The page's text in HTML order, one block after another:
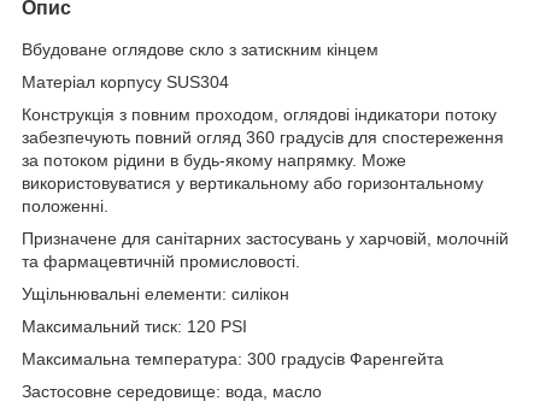
Опис
Вбудоване оглядове скло з затискним кінцем
Матеріал корпусу SUS304
Конструкція з повним проходом, оглядові індикатори потоку
забезпечують повний огляд 360 градусів для спостереження
за потоком рідини в будь-якому напрямку. Може
використовуватися у вертикальному або горизонтальному
положенні.
Призначене для санітарних застосувань у харчовій, молочній
та фармацевтичній промисловості.
Ущільнювальні елементи: силікон
Максимальний тиск: 120 PSI
Максимальна температура: 300 градусів Фаренгейта
Застосовне середовище: вода, масло